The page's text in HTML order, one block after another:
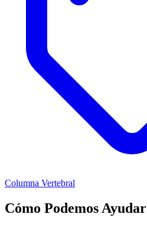
Columna Vertebral
Cómo Podemos Ayudar